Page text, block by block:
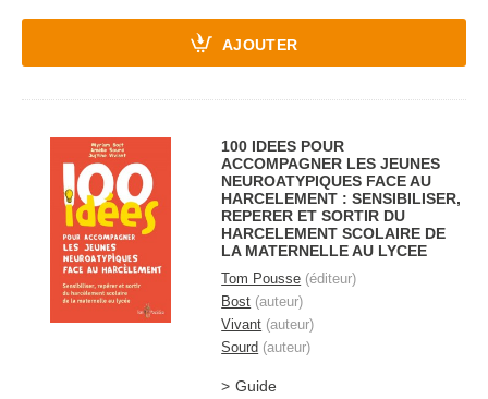
AJOUTER
100 IDEES POUR
ACCOMPAGNER LES JEUNES
NEUROATYPIQUES FACE AU
HARCELEMENT : SENSIBILISER,
REPERER ET SORTIR DU
HARCELEMENT SCOLAIRE DE
LA MATERNELLE AU LYCEE
Tom Pousse (éditeur)
Bost (auteur)
Vivant (auteur)
Sourd (auteur)
Guide